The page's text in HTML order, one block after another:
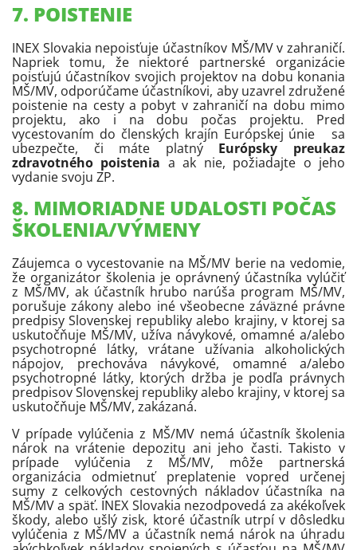
7. POISTENIE
INEX Slovakia nepoisťuje účastníkov MŠ/MV v zahraničí.
Napriek tomu, že niektoré partnerské organizácie
poisťujú účastníkov svojich projektov na dobu konania
MŠ/MV, odporúčame účastníkovi, aby uzavrel združené
poistenie na cesty a pobyt v zahraničí na dobu mimo
projektu, ako i na dobu počas projektu. Pred
vycestovaním do členských krajín Európskej únie sa
ubezpečte, či máte platný Európsky preukaz
zdravotného poistenia a ak nie, požiadajte o jeho
vydanie svoju ZP.
8. MIMORIADNE UDALOSTI POČAS
ŠKOLENIA/VÝMENY
Záujemca o vycestovanie na MŠ/MV berie na vedomie,
že organizátor školenia je oprávnený účastníka vylúčiť
z MŠ/MV, ak účastník hrubo narúša program MŠ/MV,
porušuje zákony alebo iné všeobecne záväzné právne
predpisy Slovenskej republiky alebo krajiny, v ktorej sa
uskutočňuje MŠ/MV, užíva návykové, omamné a/alebo
psychotropné látky, vrátane užívania alkoholických
nápojov, prechováva návykové, omamné a/alebo
psychotropné látky, ktorých držba je podľa právnych
predpisov Slovenskej republiky alebo krajiny, v ktorej sa
uskutočňuje MŠ/MV, zakázaná.
V prípade vylúčenia z MŠ/MV nemá účastník školenia
nárok na vrátenie depozitu ani jeho časti. Takisto v
prípade vylúčenia z MŠ/MV, môže partnerská
organizácia odmietnuť preplatenie vopred určenej
sumy z celkových cestovných nákladov účastníka na
MŠ/MV a späť. INEX Slovakia nezodpovedá za akékoľvek
škody, alebo ušlý zisk, ktoré účastník utrpí v dôsledku
vylúčenia z MŠ/MV a účastník nemá nárok na úhradu